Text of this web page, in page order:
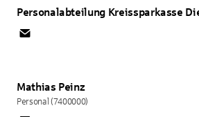
Personalabteilung Kreissparkasse
Mathias Peinz
Personal (7400000)